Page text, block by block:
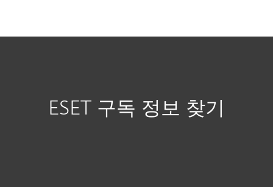
ESET 구독 정보 찾기